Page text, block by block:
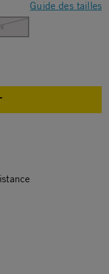
Guide des tailles